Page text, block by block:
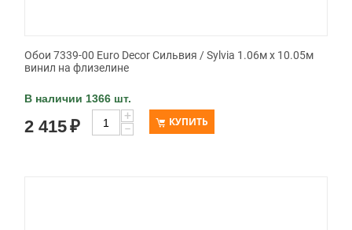
Обои 7339-00 Euro Decor Сильвия / Sylvia 1.06м x 10.05м
винил на флизелине
В наличии 1366 шт.
2 415₽
+
−
КУПИТЬ